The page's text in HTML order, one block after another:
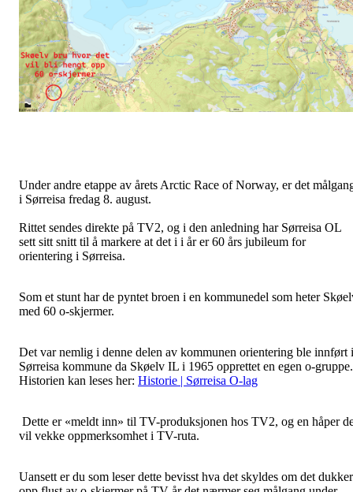
Under andre etappe av årets Arctic Race of Norway, er det
i Sørreisa fredag 8. august.
Rittet sendes direkte på TV2, og i den anledning har Sørreisa OL
sett sitt snitt til å markere at det i i år er 60 års jubileum for
orientering i Sørreisa.
Som et stunt har de pyntet broen i en kommunedel som heter
med 60 o-skjermer.
Det var nemlig i denne delen av kommunen orientering ble innført i
Sørreisa kommune da Skøelv IL i 1965 opprettet en egen o-gruppe.
Historien kan leses her: Historie | Sørreisa O-lag
Dette er «meldt inn» til TV-produksjonen hos TV2, og en håper
vil vekke oppmerksomhet i TV-ruta.
Uansett er du som leser dette bevisst hva det skyldes om det dukker